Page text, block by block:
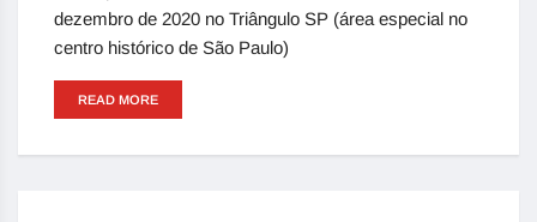
dezembro de 2020 no Triângulo SP (área especial no
centro histórico de São Paulo)
READ MORE